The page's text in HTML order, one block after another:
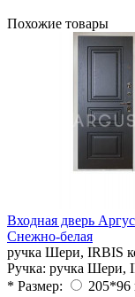
Похожие товары
Входная дверь
Снежно-белая
ручка Шери, IRBIS
Ручка: ручка Шери,
* Размер:
205*96